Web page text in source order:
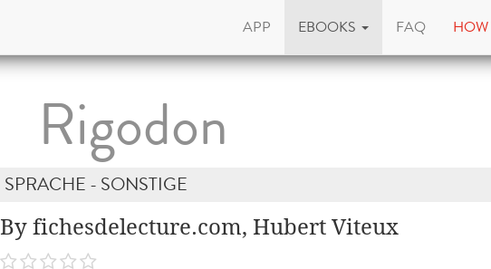
APP EBOOKS FAQ
Rigodon
SPRACHE - SONSTIGE
By fichesdelecture.com, Hubert Viteux